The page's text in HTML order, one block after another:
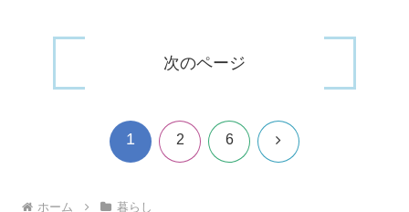
次のページ
1 2 6 次
ホーム 暮らし